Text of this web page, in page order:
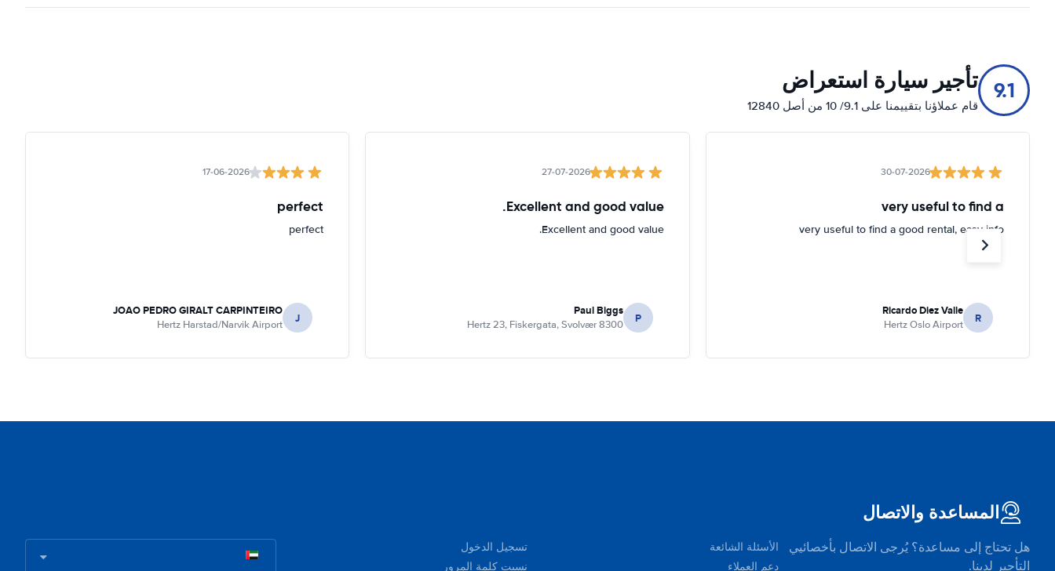
9.1 تأجير سيارة استعراض
قام عملاؤنا بتقييمنا على 9.1/ 10 من أصل 12840
30-07-2026
very useful to find a
very useful to find a good rental, easy info
R
Ricardo Diez Valle
Hertz Oslo Airport
27-07-2026
Excellent and good value.
Excellent and good value.
P
Paul Biggs
Hertz 23, Fiskergata, Svolvær 8300
17-06-2026
perfect
perfect
J
JOAO PEDRO GIRALT CARPINTEIRO
Hertz Harstad/Narvik Airport
المساعدة والاتصال
هل تحتاج إلى مساعدة؟ يُرجى الاتصال بأخصائيي
التأجير لدينا.
الأسئلة الشائعة
دعم العملاء
تسجيل الدخول
نسيت كلمة المرور